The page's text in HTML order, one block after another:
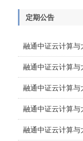
定期公告
融通中证云计算
融通中证云计算
融通中证云计算
融通中证云计算
融通中证云计算